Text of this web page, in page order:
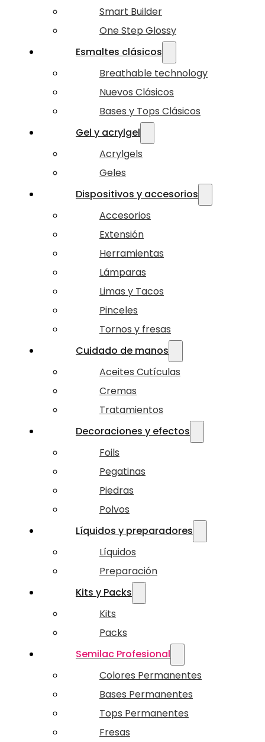
Smart Builder
One Step Glossy
Esmaltes clásicos
Breathable technology
Nuevos Clásicos
Bases y Tops Clásicos
Gel y acrylgel
Acrylgels
Geles
Dispositivos y accesorios
Accesorios
Extensión
Herramientas
Lámparas
Limas y Tacos
Pinceles
Tornos y fresas
Cuidado de manos
Aceites Cutículas
Cremas
Tratamientos
Decoraciones y efectos
Foils
Pegatinas
Piedras
Polvos
Líquidos y preparadores
Líquidos
Preparación
Kits y Packs
Kits
Packs
Semilac Profesional
Colores Permanentes
Bases Permanentes
Tops Permanentes
Fresas